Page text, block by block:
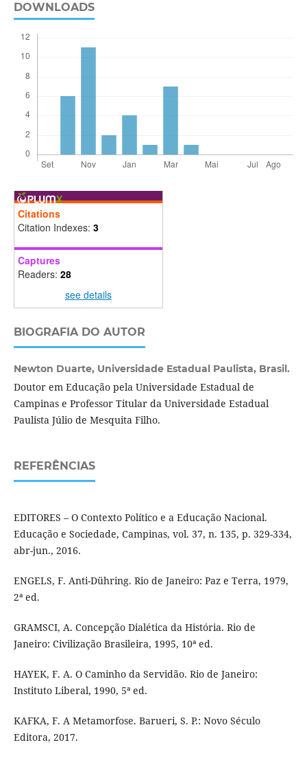
DOWNLOADS
Citations
Citation Indexes: 3
Captures
Readers: 28
see details
BIOGRAFIA DO AUTOR
Newton Duarte, Universidade Estadual Paulista, Brasil.
Doutor em Educação pela Universidade Estadual de
Campinas e Professor Titular da Universidade Estadual
Paulista Júlio de Mesquita Filho.
REFERÊNCIAS
EDITORES – O Contexto Político e a Educação Nacional.
Educação e Sociedade, Campinas, vol. 37, n. 135, p. 329-334,
abr-jun., 2016.
ENGELS, F. Anti-Dühring. Rio de Janeiro: Paz e Terra, 1979,
2ª ed.
GRAMSCI, A. Concepção Dialética da História. Rio de
Janeiro: Civilização Brasileira, 1995, 10ª ed.
HAYEK, F. A. O Caminho da Servidão. Rio de Janeiro:
Instituto Liberal, 1990, 5ª ed.
KAFKA, F. A Metamorfose. Barueri, S. P.: Novo Século
Editora, 2017.